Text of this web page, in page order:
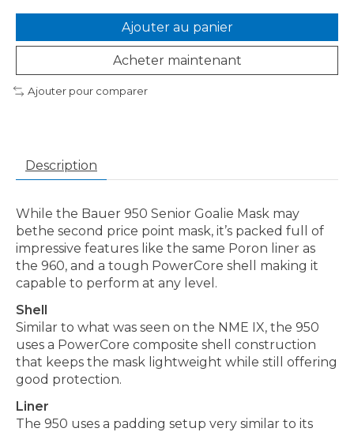
Ajouter au panier
Acheter maintenant
Ajouter pour comparer
Description
While the Bauer 950 Senior Goalie Mask may
bethe second price point mask, it’s packed full of
impressive features like the same Poron liner as
the 960, and a tough PowerCore shell making it
capable to perform at any level.
Shell
Similar to what was seen on the NME IX, the 950
uses a PowerCore composite shell construction
that keeps the mask lightweight while still offering
good protection.
Liner
The 950 uses a padding setup very similar to its